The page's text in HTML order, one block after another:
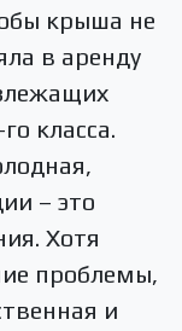
крыша не
в аренду
класса.
– это
Хотя
проблемы,
и